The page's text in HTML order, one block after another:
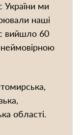
України ми
наші
вийшло 60
області.